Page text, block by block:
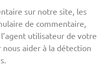
sur notre site, les
de commentaire,
utilisateur de votre
aider à la détection